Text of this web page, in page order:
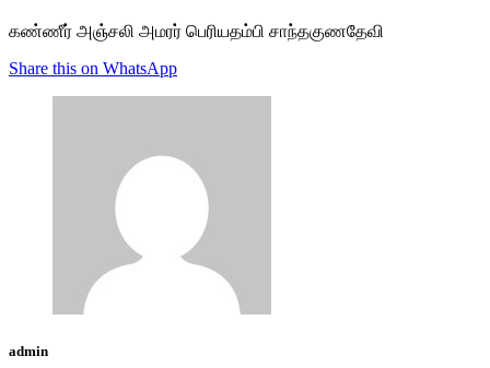
கண்ணீர் அஞ்சலி அமரர் பெரியதம்பி சாந்தகுணதேவி
Share this on WhatsApp
admin